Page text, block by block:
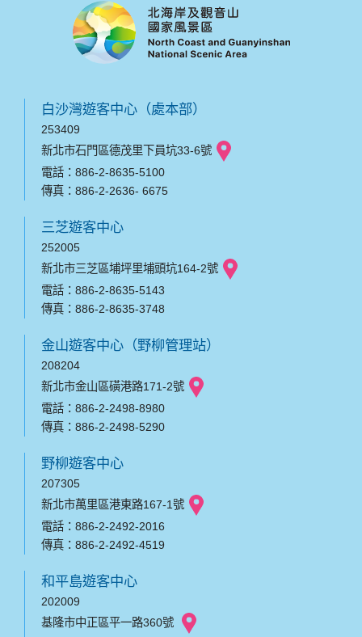
白沙灣遊客中心（處本部）
253409
新北市石門區德茂里下員坑33-6號
電話：886-2-8635-5100
傳真：886-2-2636- 6675
三芝遊客中心
252005
新北市三芝區埔坪里埔頭坑164-2號
電話：886-2-8635-5143
傳真：886-2-8635-3748
金山遊客中心（野柳管理站）
208204
新北市金山區磺港路171-2號
電話：886-2-2498-8980
傳真：886-2-2498-5290
野柳遊客中心
207305
新北市萬里區港東路167-1號
電話：886-2-2492-2016
傳真：886-2-2492-4519
和平島遊客中心
202009
基隆市中正區平一路360號